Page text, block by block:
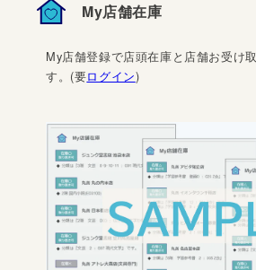
My店舗在庫
My店舗登録で店頭在庫と店舗お受け
す。(要ログイン)